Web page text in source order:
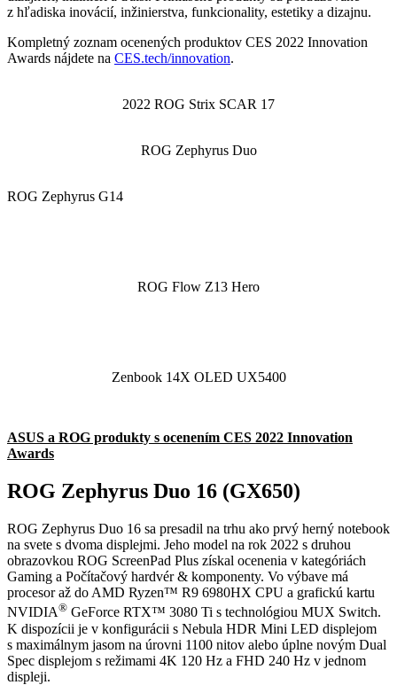
z hľadiska inovácií, inžinierstva, funkcionality, estetiky a dizajnu.
Kompletný zoznam ocenených produktov CES 2022 Innovation
Awards nájdete na CES.tech/innovation.
2022 ROG Strix SCAR 17
ROG Zephyrus Duo
ROG Zephyrus G14
ROG Flow Z13 Hero
Zenbook 14X OLED UX5400
ASUS a ROG produkty s ocenením CES 2022 Innovation
Awards
ROG Zephyrus Duo 16 (GX650)
ROG Zephyrus Duo 16 sa presadil na trhu ako prvý herný notebook
na svete s dvoma displejmi. Jeho model na rok 2022 s druhou
obrazovkou ROG ScreenPad Plus získal ocenenia v kategóriách
Gaming a Počítačový hardvér & komponenty. Vo výbave má
procesor až do AMD Ryzen™ R9 6980HX CPU a grafickú kartu
NVIDIA® GeForce RTX™ 3080 Ti s technológiou MUX Switch.
K dispozícii je v konfigurácii s Nebula HDR Mini LED displejom
s maximálnym jasom na úrovni 1100 nitov alebo úplne novým Dual
Spec displejom s režimami 4K 120 Hz a FHD 240 Hz v jednom
displeji.